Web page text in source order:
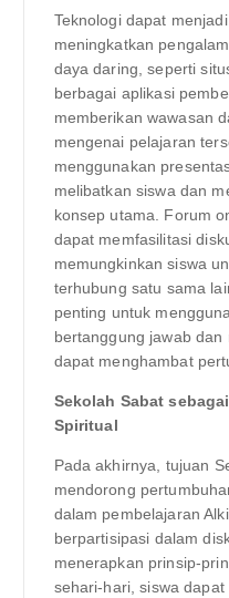
Teknologi dapat
meningkatkan
daya daring, seperti
berbagai aplikasi
memberikan wawasan
mengenai pelajaran
menggunakan
melibatkan siswa dan
konsep utama. Forum
dapat memfasilitasi
memungkinkan siswa
terhubung satu sama
penting untuk
bertanggung jawab
dapat menghambat
Sekolah Sabat
Spiritual
Pada akhirnya, tujuan
mendorong
dalam pembelajaran
berpartisipasi dalam
menerapkan prinsip-
sehari-hari, siswa